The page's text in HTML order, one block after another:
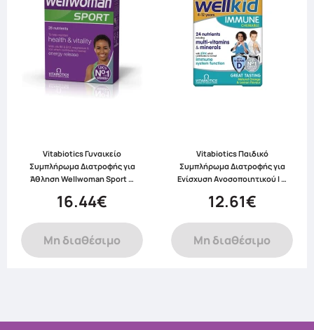
Vitabiotics Γυναικείο
Συμπλήρωμα Διατροφής για
Άθληση Wellwoman Sport …
16.44€
Μη διαθέσιμο
Vitabiotics Παιδικό
Συμπλήρωμα Διατροφής για
Ενίσχυση Ανοσοποιητικού I …
12.61€
Μη διαθέσιμο